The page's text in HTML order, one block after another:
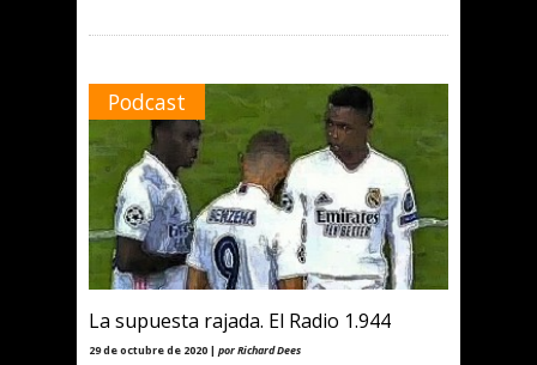
Podcast
La supuesta rajada. El Radio 1.944
29 de octubre de 2020 | por Richard Dees